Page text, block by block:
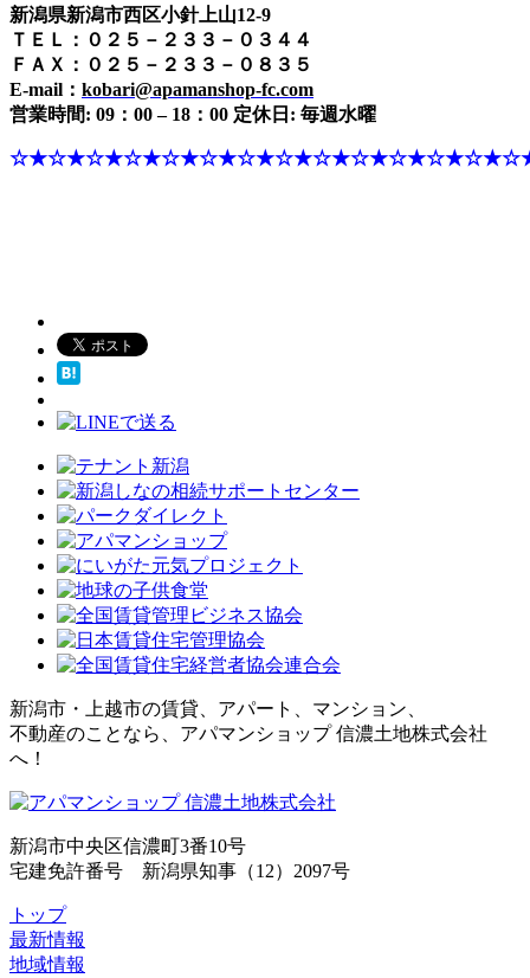
新潟県新潟市西区小針上山12-9
ＴＥＬ：０２５－２３３－０３４４
ＦＡＸ：０２５－２３３－０８３５
E-mail： kobari@apamanshop-fc.com
営業時間: 09：00 – 18：00 定休日: 毎週水曜
新潟市・上越市の賃貸、アパート、マンション、
不動産のことなら、アパマンショップ 信濃土地株式会社
へ！
新潟市中央区信濃町3番10号
宅建免許番号 新潟県知事（12）2097号
トップ
最新情報
地域情報